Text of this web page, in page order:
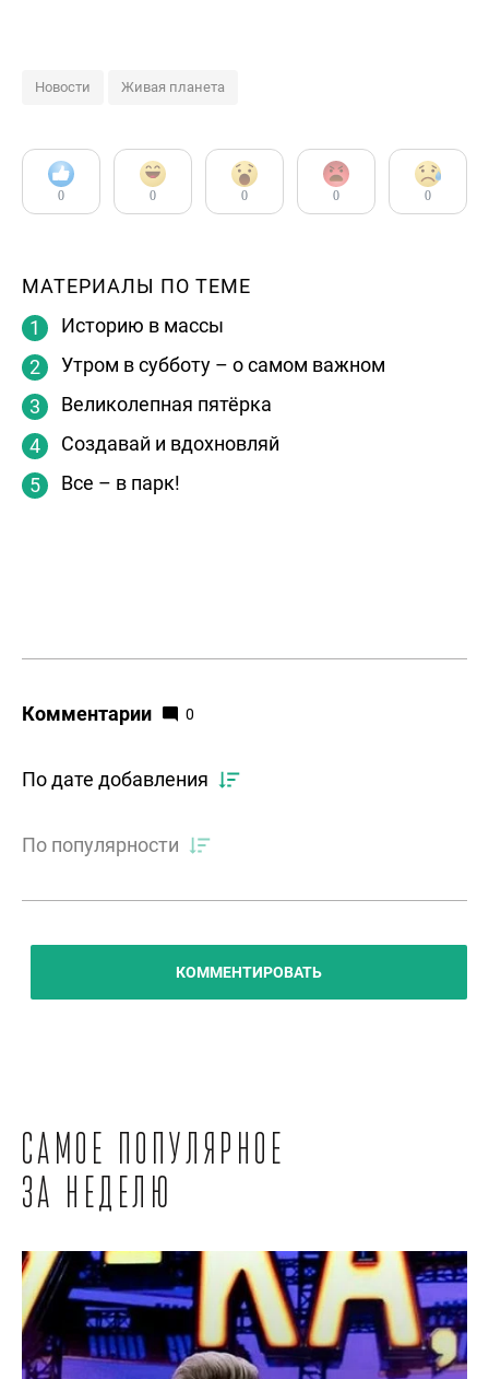
Новости Живая планета
0 0 0 0 0
МАТЕРИАЛЫ ПО ТЕМЕ
Историю в массы
Утром в субботу – о самом важном
Великолепная пятёрка
Создавай и вдохновляй
Все – в парк!
Комментарии 0
По дате добавления
По популярности
КОММЕНТИРОВАТЬ
Самое популярное
за неделю